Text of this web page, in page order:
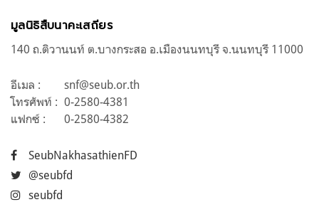
มูลนิธิสืบนาคะเสถียร
140 ถ.ติวานนท์ ต.บางกระสอ อ.เมืองนนทบุรี จ.นนทบุรี 11000
อีเมล :
snf@seub.or.th
โทรศัพท์ : 0-2580-4381
แฟกซ์ :
0-2580-4382
SeubNakhasathienFD
@seubfd
seubfd